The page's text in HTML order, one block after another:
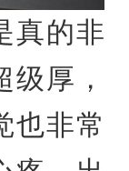
真的非
厚，
也非常